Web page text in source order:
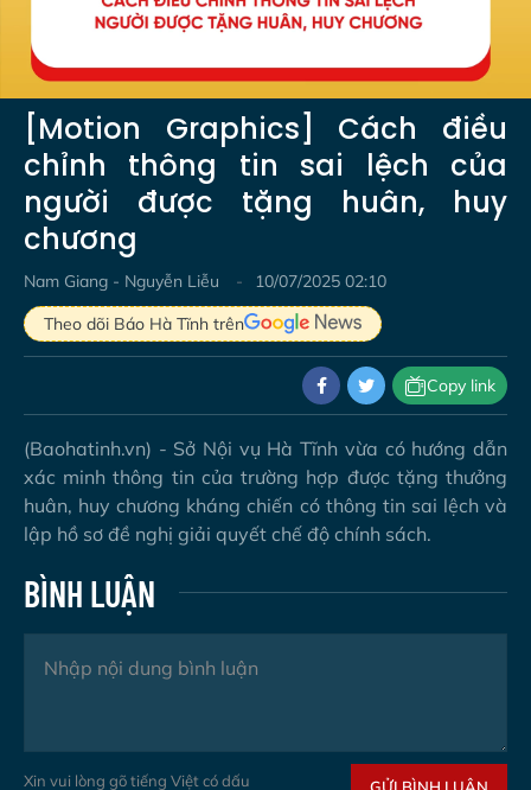
Video
[Motion Graphics] Cách điều
chỉnh thông tin sai lệch của
người được tặng huân, huy
chương
Nam Giang - Nguyễn Liễu
10/07/2025 02:10
Theo dõi Báo Hà Tĩnh trên
Copy link
(Baohatinh.vn) - Sở Nội vụ Hà Tĩnh vừa có hướng dẫn
xác minh thông tin của trường hợp được tặng thưởng
huân, huy chương kháng chiến có thông tin sai lệch và
lập hồ sơ đề nghị giải quyết chế độ chính sách.
BÌNH LUẬN
Xin vui lòng gõ tiếng Việt có dấu